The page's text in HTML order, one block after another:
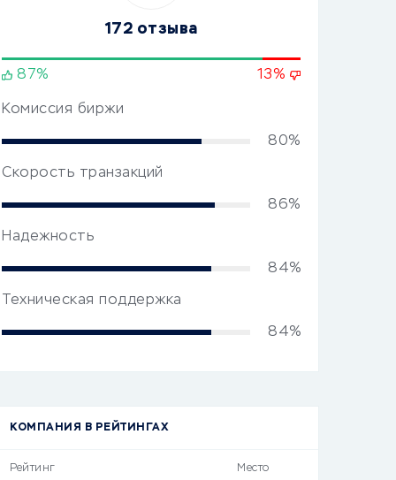
172 отзыва
87% 13%
Комиссия биржи
80%
Скорость транзакций
86%
Надежность
84%
Техническая поддержка
84%
КОМПАНИЯ В РЕЙТИНГАХ
Рейтинг Место